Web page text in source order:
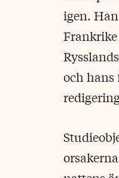
igen.
och hans